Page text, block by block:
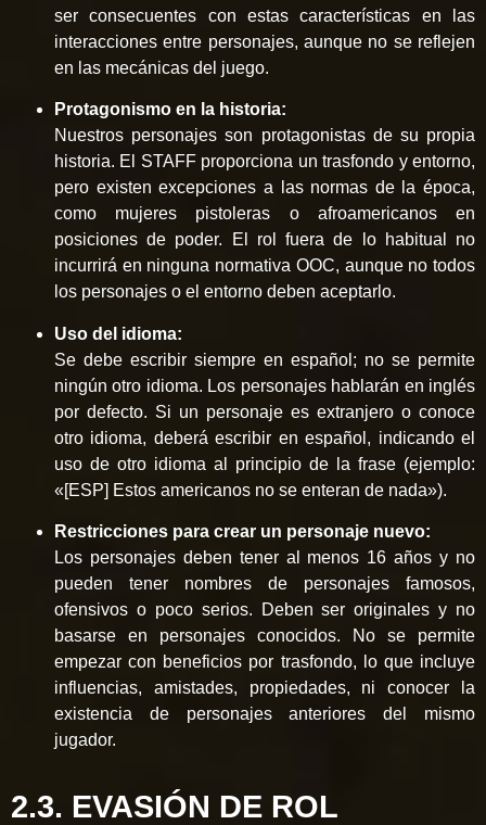
ser consecuentes con estas características en las
interacciones entre personajes, aunque no se reflejen
en las mecánicas del juego.
Protagonismo en la historia:
Nuestros personajes son protagonistas de su propia
historia. El STAFF proporciona un trasfondo y entorno,
pero existen excepciones a las normas de la época,
como mujeres pistoleras o afroamericanos en
posiciones de poder. El rol fuera de lo habitual no
incurrirá en ninguna normativa OOC, aunque no todos
los personajes o el entorno deben aceptarlo.
Uso del idioma:
Se debe escribir siempre en español; no se permite
ningún otro idioma. Los personajes hablarán en inglés
por defecto. Si un personaje es extranjero o conoce
otro idioma, deberá escribir en español, indicando el
uso de otro idioma al principio de la frase (ejemplo:
«[ESP] Estos americanos no se enteran de nada»).
Restricciones para crear un personaje nuevo:
Los personajes deben tener al menos 16 años y no
pueden tener nombres de personajes famosos,
ofensivos o poco serios. Deben ser originales y no
basarse en personajes conocidos. No se permite
empezar con beneficios por trasfondo, lo que incluye
influencias, amistades, propiedades, ni conocer la
existencia de personajes anteriores del mismo
jugador.
2.3. EVASIÓN DE ROL